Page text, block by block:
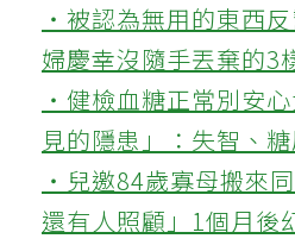
‧被認為無用的東西
婦慶幸沒隨手丟棄的3
‧健檢血糖正常別安
見的隱患」：失智、
‧兒邀84歲寡母搬來
還有人照顧」1個月後